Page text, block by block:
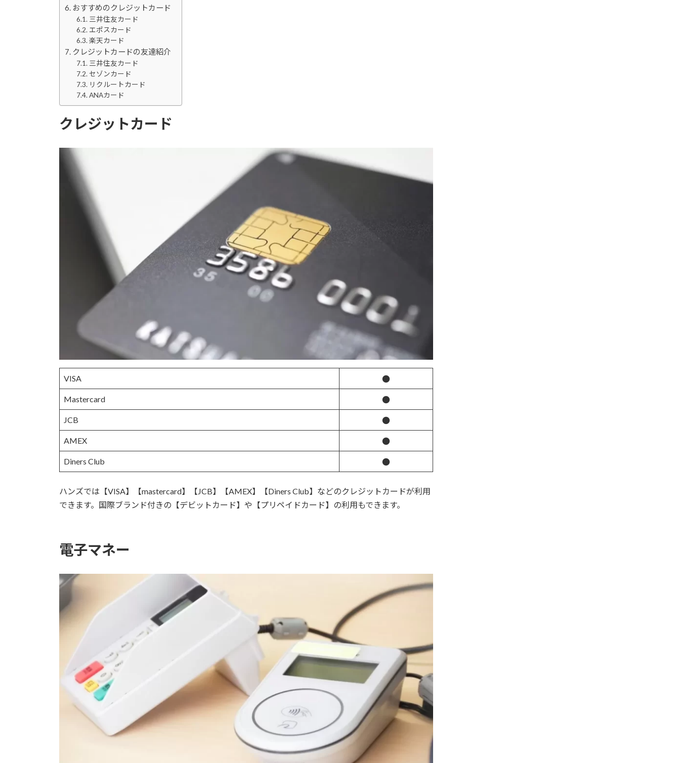
おすすめのクレジットカード
三井住友カード
エポスカード
楽天カード
クレジットカードの友達紹介
三井住友カード
セゾンカード
リクルートカード
ANAカード
クレジットカード
VISA ●
Mastercard ●
JCB ●
AMEX ●
Diners Club ●
ハンズでは【VISA】【mastercard】【JCB】【AMEX】【Diners Club】などのクレジットカードが利用
できます。国際ブランド付きの【デビットカード】や【プリペイドカード】の利用もできます。
電子マネー